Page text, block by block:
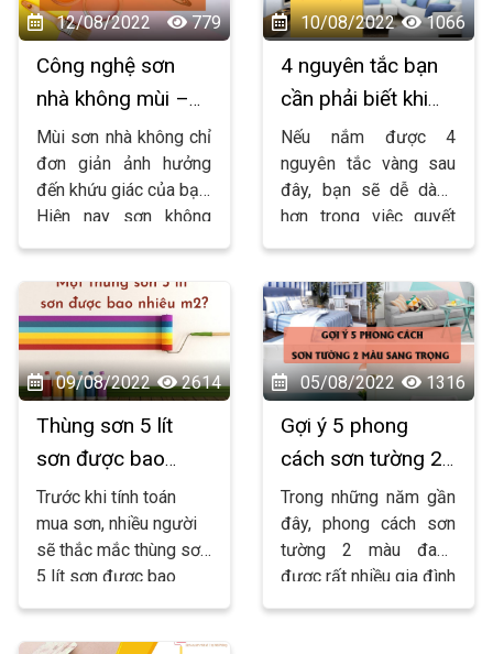
không sử dụng sơn lót
12/08/2022 779
Công nghệ sơn
nhà không mùi –
xu hướng của
tương lai
Mùi sơn nhà không chỉ
đơn giản ảnh hưởng
đến khứu giác của bạn.
Hiện nay sơn không
10/08/2022 1066
4 nguyên tắc bạn
cần phải biết khi
chọn màu sơn nội
thất
Nếu nắm được 4
nguyên tắc vàng sau
đây, bạn sẽ dễ dàng
hơn trong việc quyết
09/08/2022 2614
Thùng sơn 5 lít
sơn được bao
nhiêu m2?
Trước khi tính toán
mua sơn, nhiều người
sẽ thắc mắc thùng sơn
5 lít sơn được bao
05/08/2022 1316
Gợi ý 5 phong
cách sơn tường 2
màu sang trọng
Trong những năm gần
đây, phong cách sơn
tường 2 màu đang
được rất nhiều gia đình